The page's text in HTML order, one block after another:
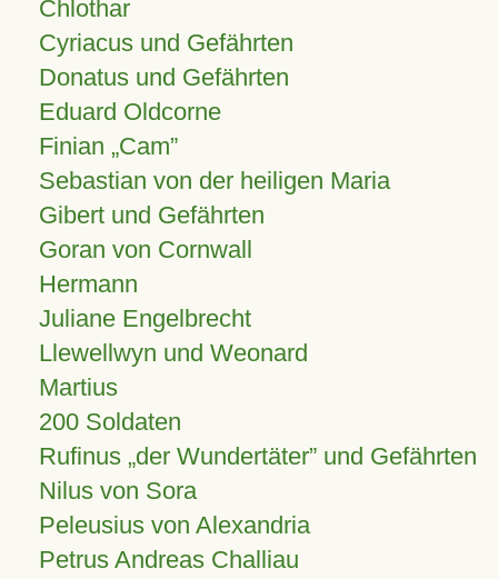
Chlothar
Cyriacus und Gefährten
Donatus und Gefährten
Eduard Oldcorne
Finian Cam
Sebastian von der heiligen Maria
Gibert und Gefährten
Goran von Cornwall
Hermann
Juliane Engelbrecht
Llewellwyn und Weonard
Martius
200 Soldaten
Rufinus „der Wundertäter” und Gefährten
Nilus von Sora
Peleusius von Alexandria
Petrus Andreas Challiau